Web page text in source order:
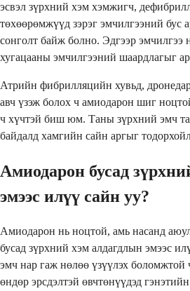
эсвэл зүрхний хэм хэмжигч,
төхөөрөмжүүд зэрэг эмчилгээний бус
сонголт байж болно. Эдгээр эмчилгээ
хугацааны эмчилгээний шаардлагыг
Атрийн фибрилляцийн хувьд,
авч үзэж болох ч амиодарон шиг
ч хүчтэй биш юм. Таны зүрхний эмч
байдалд хамгийн сайн аргыг
Амиодарон бусад
эмээс илүү сайн уу?
Амиодарон нь ноцтой, амь насанд
бусад зүрхний хэм алдагдлын эмээс
эмч нар гаж нөлөө үзүүлэх боломжтой
өндөр эрсдэлтэй өвчтөнүүдэд